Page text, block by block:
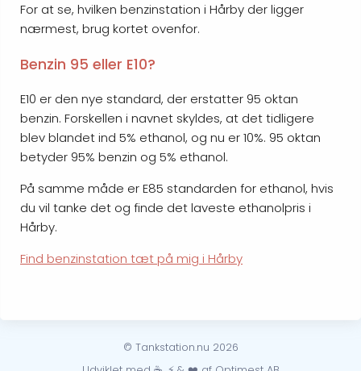
For at se, hvilken benzinstation i Hårby der ligger
nærmest, brug kortet ovenfor.
Benzin 95 eller E10?
E10 er den nye standard, der erstatter 95 oktan
benzin. Forskellen i navnet skyldes, at det tidligere
blev blandet ind 5% ethanol, og nu er 10%. 95 oktan
betyder 95% benzin og 5% ethanol.
På samme måde er E85 standarden for ethanol, hvis
du vil tanke det og finde det laveste ethanolpris i
Hårby.
Find benzinstation tæt på mig i Hårby
© Tankstation.nu 2026